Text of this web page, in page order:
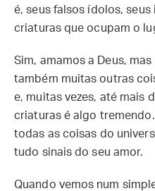
é, seus falsos ídolos,
criaturas que ocupam o
Sim, amamos a Deus,
também muitas outras
e, muitas vezes, até mais
criaturas é algo
todas as coisas do
tudo sinais do seu amor.
Quando vemos num